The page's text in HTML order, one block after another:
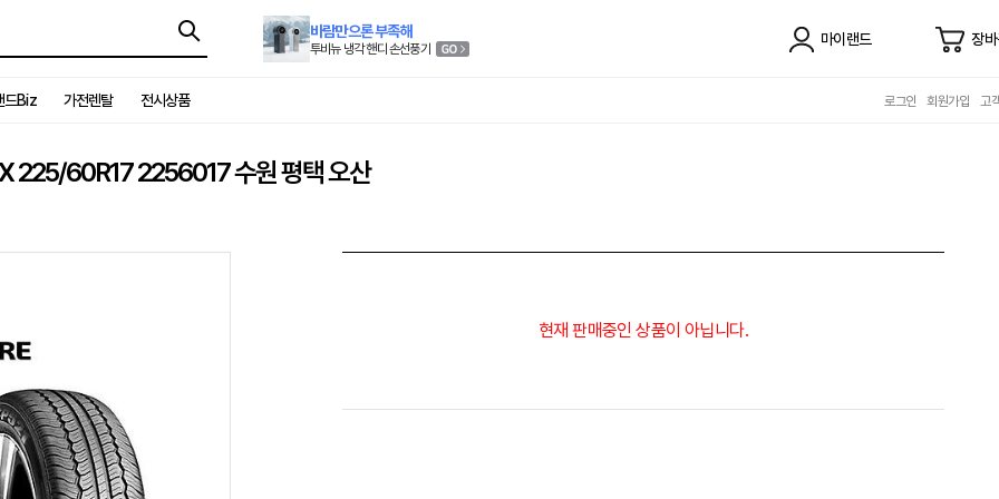
바람만으론 부족해
투비뉴 냉각 핸디 손선풍기
마이랜드 장
드Biz 가전렌탈 전시상품 로그인 회원가입 고
225/60R17 2256017 수원 평택 오산
현재 판매중인 상품이 아닙니다.